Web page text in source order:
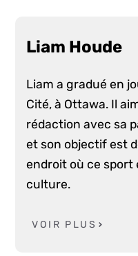
Liam Houde
Liam a gradué en
Cité, à Ottawa. Il
rédaction avec sa
et son objectif est
endroit où ce sport
culture.
VOIR PLUS